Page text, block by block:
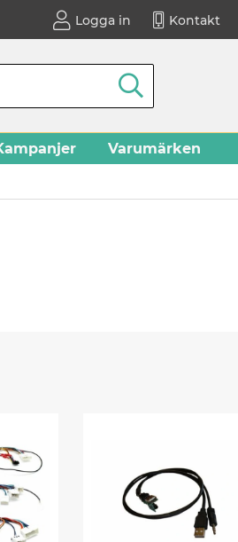
Logga in Kontakt
Varumärken